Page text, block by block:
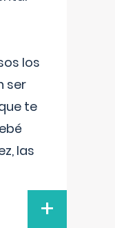
los
ser
te
las
+